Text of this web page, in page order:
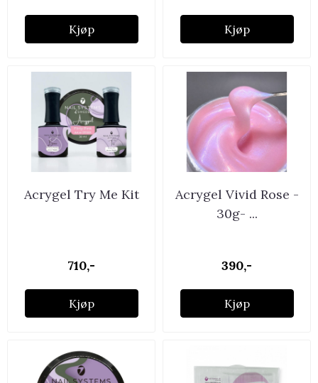
Kjøp Kjøp
Acrygel Try Me Kit
710,-
Kjøp
Acrygel Vivid Rose -
30g- ...
390,-
Kjøp